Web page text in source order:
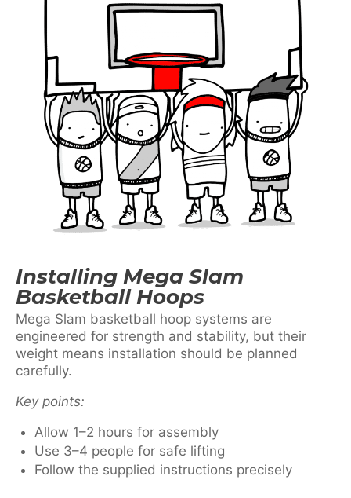
Installing Mega Slam
Basketball Hoops
Mega Slam basketball hoop systems are
engineered for strength and stability, but their
weight means installation should be planned
carefully.
Key points:
Allow 1–2 hours for assembly
Use 3–4 people for safe lifting
Follow the supplied instructions precisely